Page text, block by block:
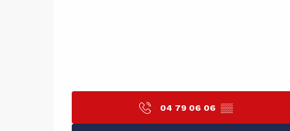
04 79 06 06 ▒▒